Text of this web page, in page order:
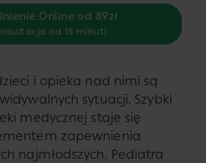
Online od 89zł
od 15 minut)
i opieka nad nimi są
sytuacji. Szybki
medycznej staje się
zapewnienia
najmłodszych. Pediatra